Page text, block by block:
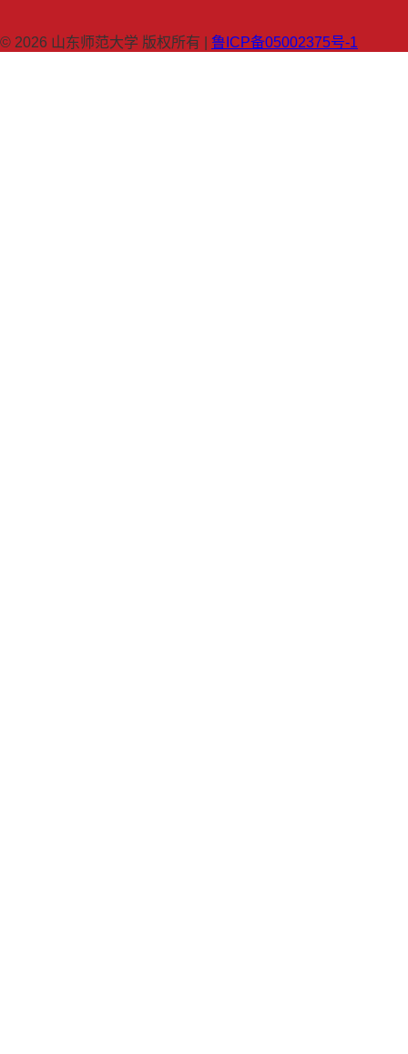
© 2026 山东师范大学 版权所有 | 鲁ICP备05002375号-1